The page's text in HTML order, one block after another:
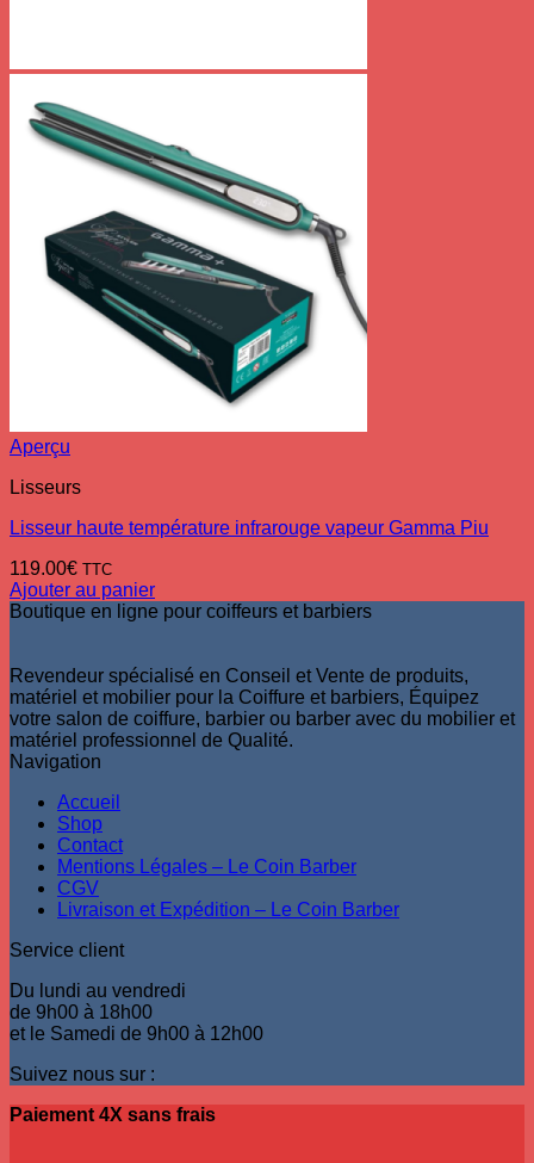
Aperçu
Lisseurs
Lisseur haute température infrarouge vapeur Gamma Piu
119.00€ TTC
Ajouter au panier
Boutique en ligne pour coiffeurs et barbiers
Revendeur spécialisé en Conseil et Vente de produits,
matériel et mobilier pour la Coiffure et barbiers, Équipez
votre salon de coiffure, barbier ou barber avec du mobilier et
matériel professionnel de Qualité.
Navigation
Accueil
Shop
Contact
Mentions Légales – Le Coin Barber
CGV
Livraison et Expédition – Le Coin Barber
Service client
Du lundi au vendredi
de 9h00 à 18h00
et le Samedi de 9h00 à 12h00
Suivez nous sur :
Paiement 4X sans frais